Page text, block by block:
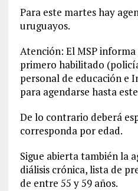
Para este martes hay
uruguayos.
Atención: El MSP
primero habilitado
personal de educación e
para agendarse hasta
De lo contrario deberá
corresponda por edad.
Sigue abierta también la
diálisis crónica, lista de
de entre 55 y 59 años.